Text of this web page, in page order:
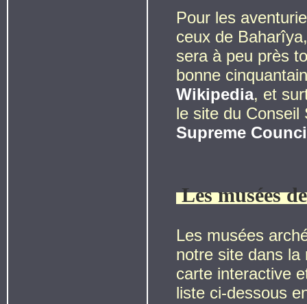
Pour les
ceux de
sera à peu près
bonne
Wikipedia, et
le site du Conseil
Supreme
Les musées
Les musées
notre site dans la
carte interactive
liste ci-dessous